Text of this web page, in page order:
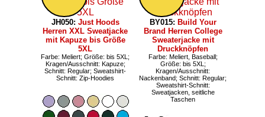
JH050: Just Hoods
Herren XXL Sweatjacke
mit Kapuze bis Größe
5XL
Farbe: Meliert; Größe: bis 5XL;
Kragen/Ausschnitt: Kapuze;
Schnitt: Regular; Sweatshirt-
Schnitt: Zip-Hoodies
BY015: Build Your
Brand Herren College
Sweaterjacke mit
Druckknöpfen
Farbe: Meliert, Baseball;
Größe: bis 5XL;
Kragen/Ausschnitt:
Nackenband; Schnitt: Regular;
Sweatshirt-Schnitt:
Sweatjacken, seitliche
Taschen